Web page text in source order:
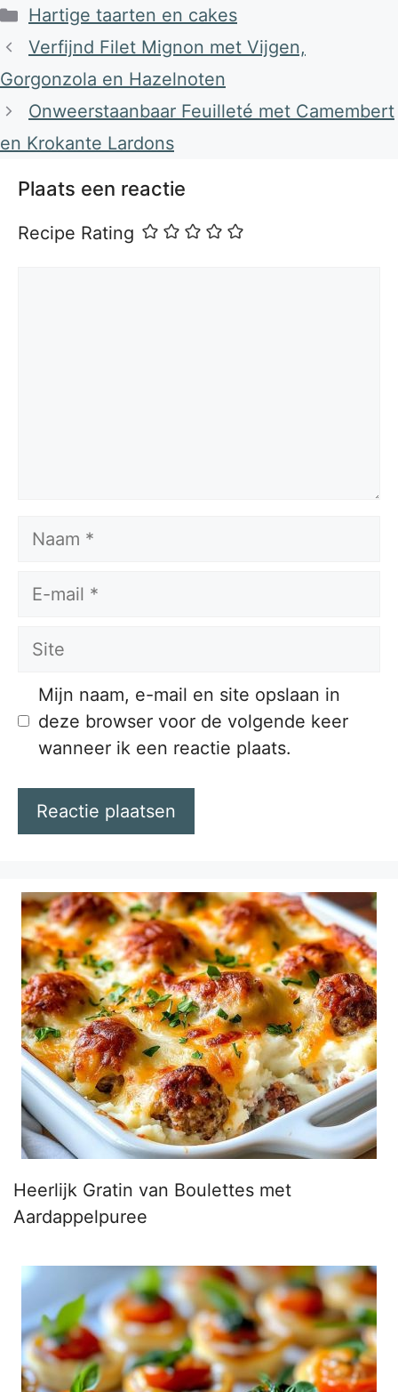
Categorieën
Hartige taarten en cakes
Verfijnd Filet Mignon met Vijgen,
Gorgonzola en Hazelnoten
Onweerstaanbaar Feuilleté met Camembert
en Krokante Lardons
Plaats een reactie
Recipe Rating
Naam
E-
Site
Mijn naam, e-mail en site opslaan in
deze browser voor de volgende keer
wanneer ik een reactie plaats.
Heerlijk Gratin van Boulettes met
Aardappelpuree